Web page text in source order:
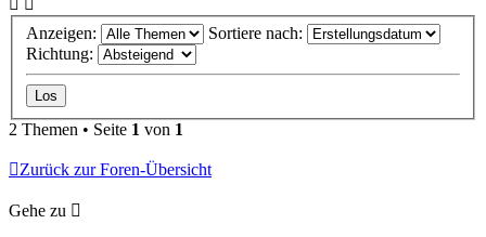
Anzeigen:
Sortiere nach:
Richtung:
2 Themen • Seite 1 von 1
Zurück zur Foren-Übersicht
Gehe zu